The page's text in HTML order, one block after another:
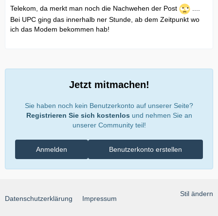
Telekom, da merkt man noch die Nachwehen der Post
....
Bei UPC ging das innerhalb ner Stunde, ab dem Zeitpunkt wo
ich das Modem bekommen hab!
Jetzt mitmachen!
Sie haben noch kein Benutzerkonto auf unserer Seite?
Registrieren Sie sich kostenlos und nehmen Sie an
unserer Community teil!
Benutzerkonto erstellen
Anmelden
Stil ändern
Datenschutzerklärung Impressum